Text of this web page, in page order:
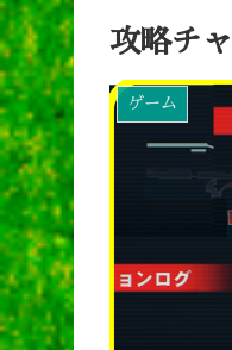
攻略チ
ゲーム